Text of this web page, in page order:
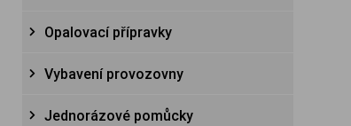
Opalovací přípravky
Vybavení provozovny
Jednorázové pomůcky